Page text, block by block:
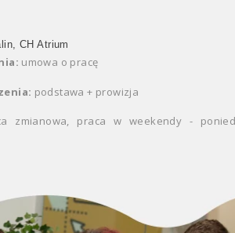
CH Atrium
umowa o pracę
podstawa + prowizja
zmianowa, praca w weekendy -